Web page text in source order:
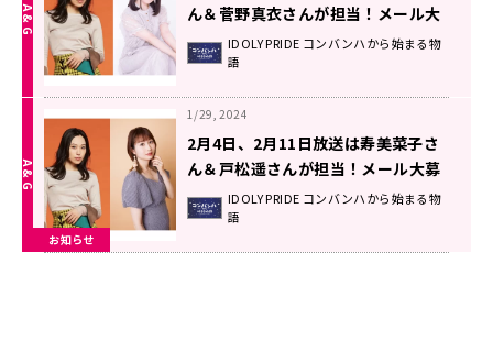
ん＆菅野真衣さんが担当！メール大
募集！！ 『IDOLY PRIDEコンバンハ
から始まる物語』
IDOLY PRIDE コンバンハから始まる物
語
お知らせ
1/29, 2024
2月4日、2月11日放送は寿美菜子さ
ん＆戸松遥さんが担当！メール大募
集！！ 『IDOLY PRIDEコンバンハか
ら始まる物語』
IDOLY PRIDE コンバンハから始まる物
語